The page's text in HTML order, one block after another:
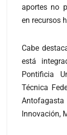
aportes no
en recursos
Cabe
está
Pontificia
Técnica
Antofagasta
Innovación,